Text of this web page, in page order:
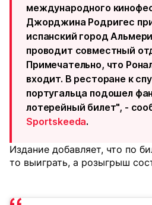
международного
Джорджина Родригес
испанский город
проводит совместный
Примечательно, что
входит. В ресторане к
португальца подошел
лотерейный билет", -
Sportskeeda.
Издание добавляет, что по
то выиграть, а розыгрыш